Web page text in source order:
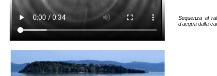
Sequenza al
d'acqua dalla